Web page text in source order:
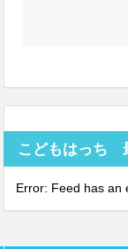
こどもはっち
Error: Feed has an